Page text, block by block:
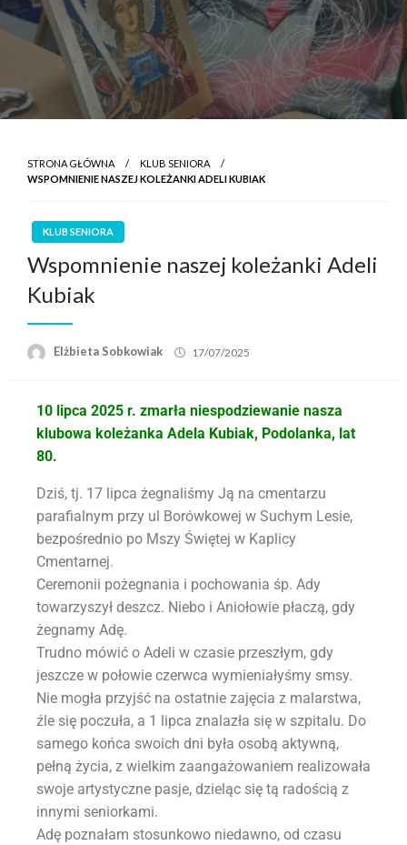
STRONA GŁÓWNA
KLUB SENIORA
WSPOMNIENIE NASZEJ KOLEŻANKI ADELI KUBIAK
KLUB SENIORA
Wspomnienie naszej koleżanki Adeli
Kubiak
Elżbieta Sobkowiak 17/07/2025
10 lipca 2025 r. zmarła niespodziewanie nasza
klubowa koleżanka Adela Kubiak, Podolanka, lat
80.
Dziś, tj. 17 lipca żegnaliśmy Ją na cmentarzu
parafialnym przy ul Borówkowej w Suchym Lesie,
bezpośrednio po Mszy Świętej w Kaplicy
Cmentarnej.
Ceremonii pożegnania i pochowania śp. Ady
towarzyszył deszcz. Niebo i Aniołowie płaczą, gdy
żegnamy Adę.
Trudno mówić o Adeli w czasie przeszłym, gdy
jeszcze w połowie czerwca wymieniałyśmy smsy.
Nie mogła przyjść na ostatnie zajęcia z malarstwa,
źle się poczuła, a 1 lipca znalazła się w szpitalu. Do
samego końca swoich dni była osobą aktywną,
pełną życia, z wielkim zaangażowaniem realizowała
swoje artystyczne pasje, dzieląc się tą radością z
innymi seniorkami.
Adę poznałam stosunkowo niedawno, od czasu